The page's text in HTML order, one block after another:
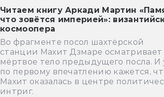
Читаем книгу Аркади Мартин
что зовётся империей»:
космоопера
Во фрагменте посол шахтёрской
станции Махит Дзмаре осматривает
мёртвое тело предыдущего посла. И
по первому впечатлению кажется,
Махит оказалась в центре
интриг.